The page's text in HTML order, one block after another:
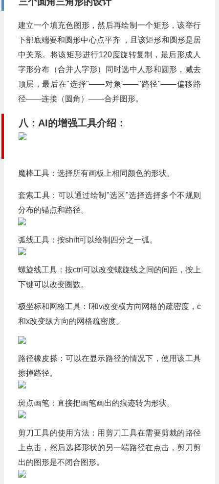
建立一个填充色图形，然后再绘制一个矩形，该举行
下部底端要和圆形中心点平齐 ，且该矩形和圆形是居
中关系。将该矩形进行120度旋转复制，最后形成人
字形分布（合并人字形）同时选中人形和圆形，减去
顶层，最后在"选择"——对象'——"路径"——偏移路
径——连接（圆角）——合并图形。
八：AI的增强工具介绍：
魔棒工具：选择所有画板上相同颜色的形状。
套索工具：可以通过绘制"选区"选择选择多个不规则
分布的锚点和路径。
弧线工具：按shift可以绘制四分之一弧。
螺旋线工具：按ctrl可以改变螺旋线之间的间距，按上
下键可以改变圈数。
极坐标和网格工具：f和v改变横方向网格的疏密度，c
和x改变纵方向的网格疏密度。
路径橡皮搽：可以在显示路径的情况下，使用该工具
擦掉路径。
斑点画笔：直接把画笔画出的痕迹转为形状。
剪刀工具的使用方法：用剪刀工具在需要剪裁的路径
上点击，然后选择形状的另一端路径在点击，剪刀剪
出的图形是不闭合图形。